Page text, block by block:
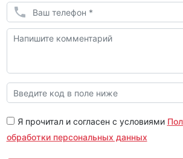
Я прочитал и согласен с условиями
обработки персональных данных